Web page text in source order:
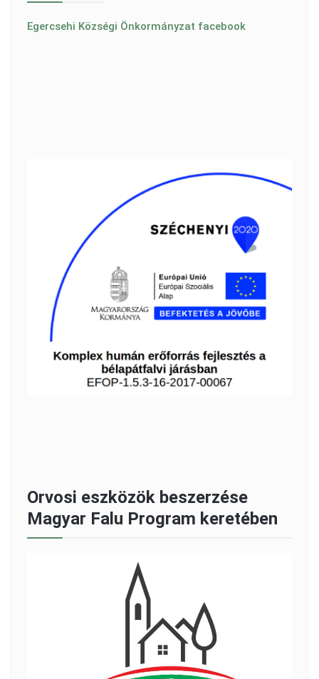
Egercsehi Községi Önkormányzat facebook
Orvosi eszközök beszerzése
Magyar Falu Program keretében